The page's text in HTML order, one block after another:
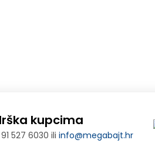
kupcima
527 6030 iliinfo@megabajt.hr